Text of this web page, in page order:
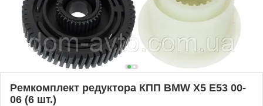
Ремкомплект редуктора КПП BMW X5 E53 00-
06 (6 шт.)